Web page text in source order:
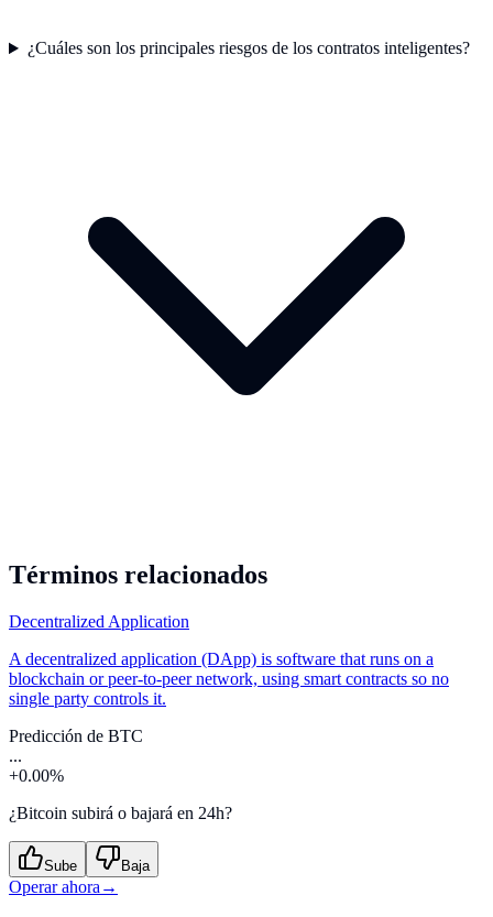
¿Cuáles son los principales riesgos de los contratos inteligentes?
Términos relacionados
Decentralized Application
A decentralized application (DApp) is software that runs on a
blockchain or peer-to-peer network, using smart contracts so no
single party controls it.
Predicción de BTC
...
+0.00%
¿Bitcoin subirá o bajará en 24h?
Sube Baja
Operar ahora →